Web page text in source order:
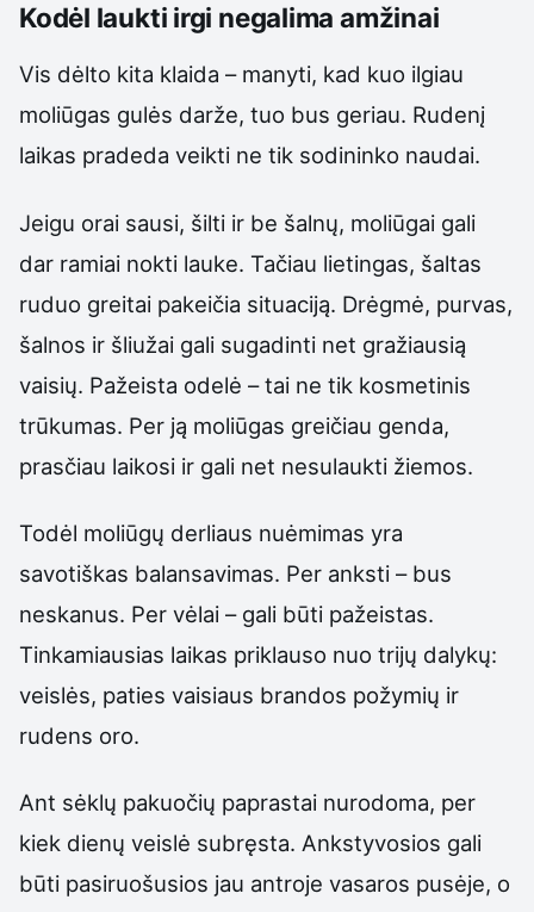
Kodėl laukti irgi negalima amžinai
Vis dėlto kita klaida – manyti, kad kuo ilgiau
moliūgas gulės darže, tuo bus geriau. Rudenį
laikas pradeda veikti ne tik sodininko naudai.
Jeigu orai sausi, šilti ir be šalnų, moliūgai gali
dar ramiai nokti lauke. Tačiau lietingas, šaltas
ruduo greitai pakeičia situaciją. Drėgmė, purvas,
šalnos ir šliužai gali sugadinti net gražiausią
vaisių. Pažeista odelė – tai ne tik kosmetinis
trūkumas. Per ją moliūgas greičiau genda,
prasčiau laikosi ir gali net nesulaukti žiemos.
Todėl moliūgų derliaus nuėmimas yra
savotiškas balansavimas. Per anksti – bus
neskanus. Per vėlai – gali būti pažeistas.
Tinkamiausias laikas priklauso nuo trijų dalykų:
veislės, paties vaisiaus brandos požymių ir
rudens oro.
Ant sėklų pakuočių paprastai nurodoma, per
kiek dienų veislė subręsta. Ankstyvosios gali
būti pasiruošusios jau antroje vasaros pusėje, o